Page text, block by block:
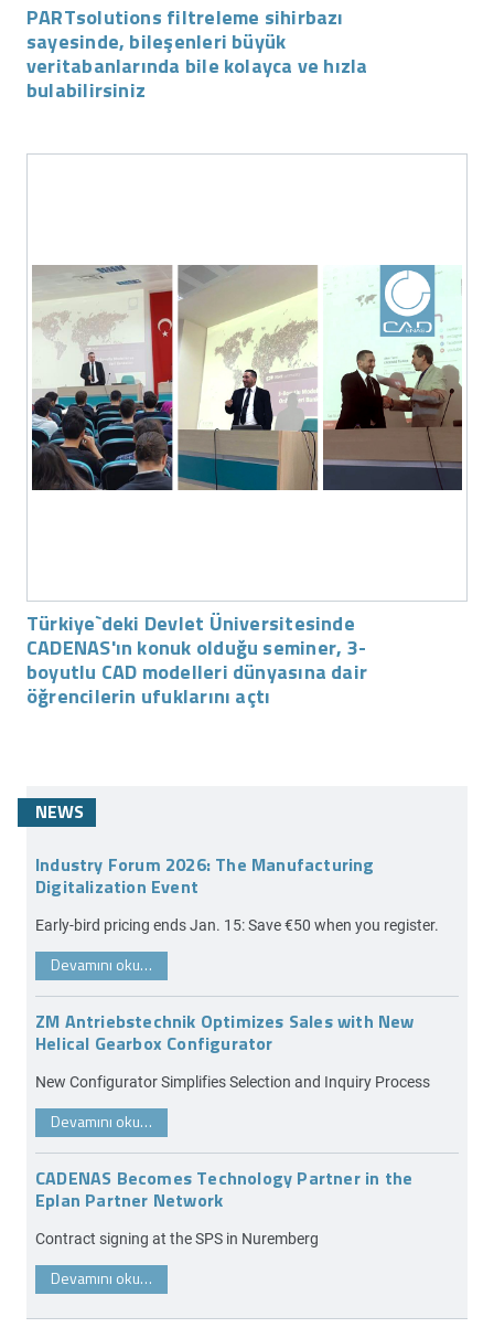
PARTsolutions filtreleme sihirbazı
sayesinde, bileşenleri büyük
veritabanlarında bile kolayca ve hızla
bulabilirsiniz
Türkiye`deki Devlet Üniversitesinde
CADENAS'ın konuk olduğu seminer, 3-
boyutlu CAD modelleri dünyasına dair
öğrencilerin ufuklarını açtı
NEWS
Industry Forum 2026: The Manufacturing
Digitalization Event
Early-bird pricing ends Jan. 15: Save €50 when you register.
Devamını oku…
ZM Antriebstechnik Optimizes Sales with New
Helical Gearbox Configurator
New Configurator Simplifies Selection and Inquiry Process
Devamını oku…
CADENAS Becomes Technology Partner in the
Eplan Partner Network
Contract signing at the SPS in Nuremberg
Devamını oku…